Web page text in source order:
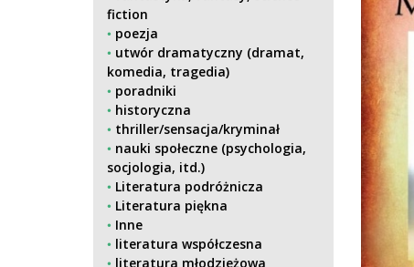
fiction
poezja
utwór dramatyczny (dramat,
komedia, tragedia)
poradniki
historyczna
thriller/sensacja/kryminał
nauki społeczne (psychologia,
socjologia, itd.)
Literatura podróżnicza
Literatura piękna
Inne
literatura współczesna
literatura młodzieżowa